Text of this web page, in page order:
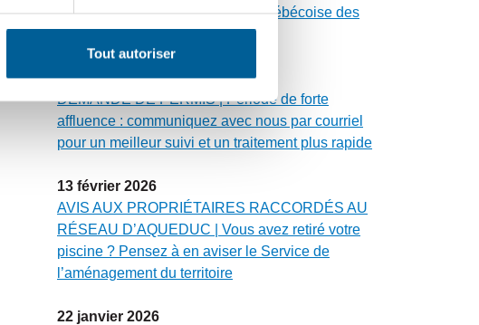
Tout autoriser
Groupe Altus par la Fédération québécoise des
municipalités
23 avril 2026
DEMANDE DE PERMIS | Période de forte
affluence : communiquez avec nous par courriel
pour un meilleur suivi et un traitement plus rapide
13 février 2026
AVIS AUX PROPRIÉTAIRES RACCORDÉS AU
RÉSEAU D’AQUEDUC | Vous avez retiré votre
piscine ? Pensez à en aviser le Service de
l’aménagement du territoire
22 janvier 2026